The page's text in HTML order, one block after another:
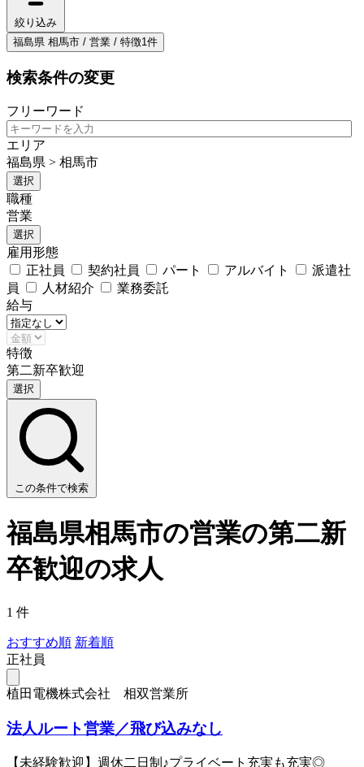
絞り込み
福島県 相馬市 / 営業 / 特徴1件
検索条件の変更
フリーワード
エリア
福島県 > 相馬市
選択
職種
営業
選択
雇用形態
正社員
契約社員 パート アルバイト
派遣社
員
人材紹介
業務委託
給与
特徴
第二新卒歓迎
選択
この条件で検索
福島県相馬市の営業の第二新
卒歓迎の求人
1 件
おすすめ順 新着順
正社員
植田電機株式会社 相双営業所
法人ルート営業／飛び込みなし
【未経験歓迎】週休二日制♪プライベート充実も充実◎